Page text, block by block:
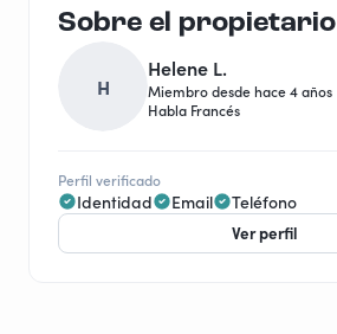
Sobre el propietario
H
Helene L.
Miembro desde hace 4 años
Habla Francés
Perfil verificado
Identidad Email Teléfono
Ver perfil